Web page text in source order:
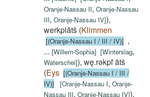
Oranje-Nassau II, Oranje-Nassau
III, Oranje-Nassau IV]),
werkplātš (Klimmen
[(Oranje-Nassau I / III / IV)] ,
... [Willem-Sophia] [Winterslag,
Waterschei]), wę.rǝkpl ̇ātš
(Eys [(Oranje-Nassau I / III /
IV)]
[Oranje-Nassau I, Oranje-
Nassau III, Oranje-Nassau IV]),